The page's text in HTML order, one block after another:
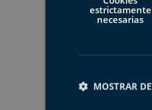
De todas formas,
climático, la
se ha cepuesto
estrictamente
necesarias
MOSTRAR